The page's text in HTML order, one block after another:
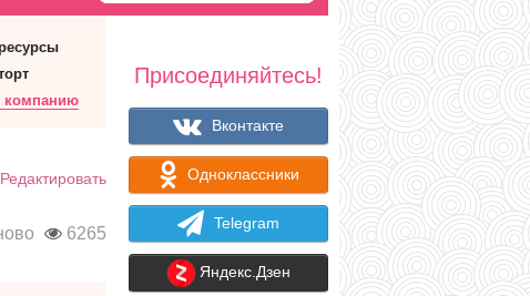
компанию
Редактировать
6265
Присоединяйтесь!
Вконтакте
Одноклассники
Telegram
Яндекс.Дзен